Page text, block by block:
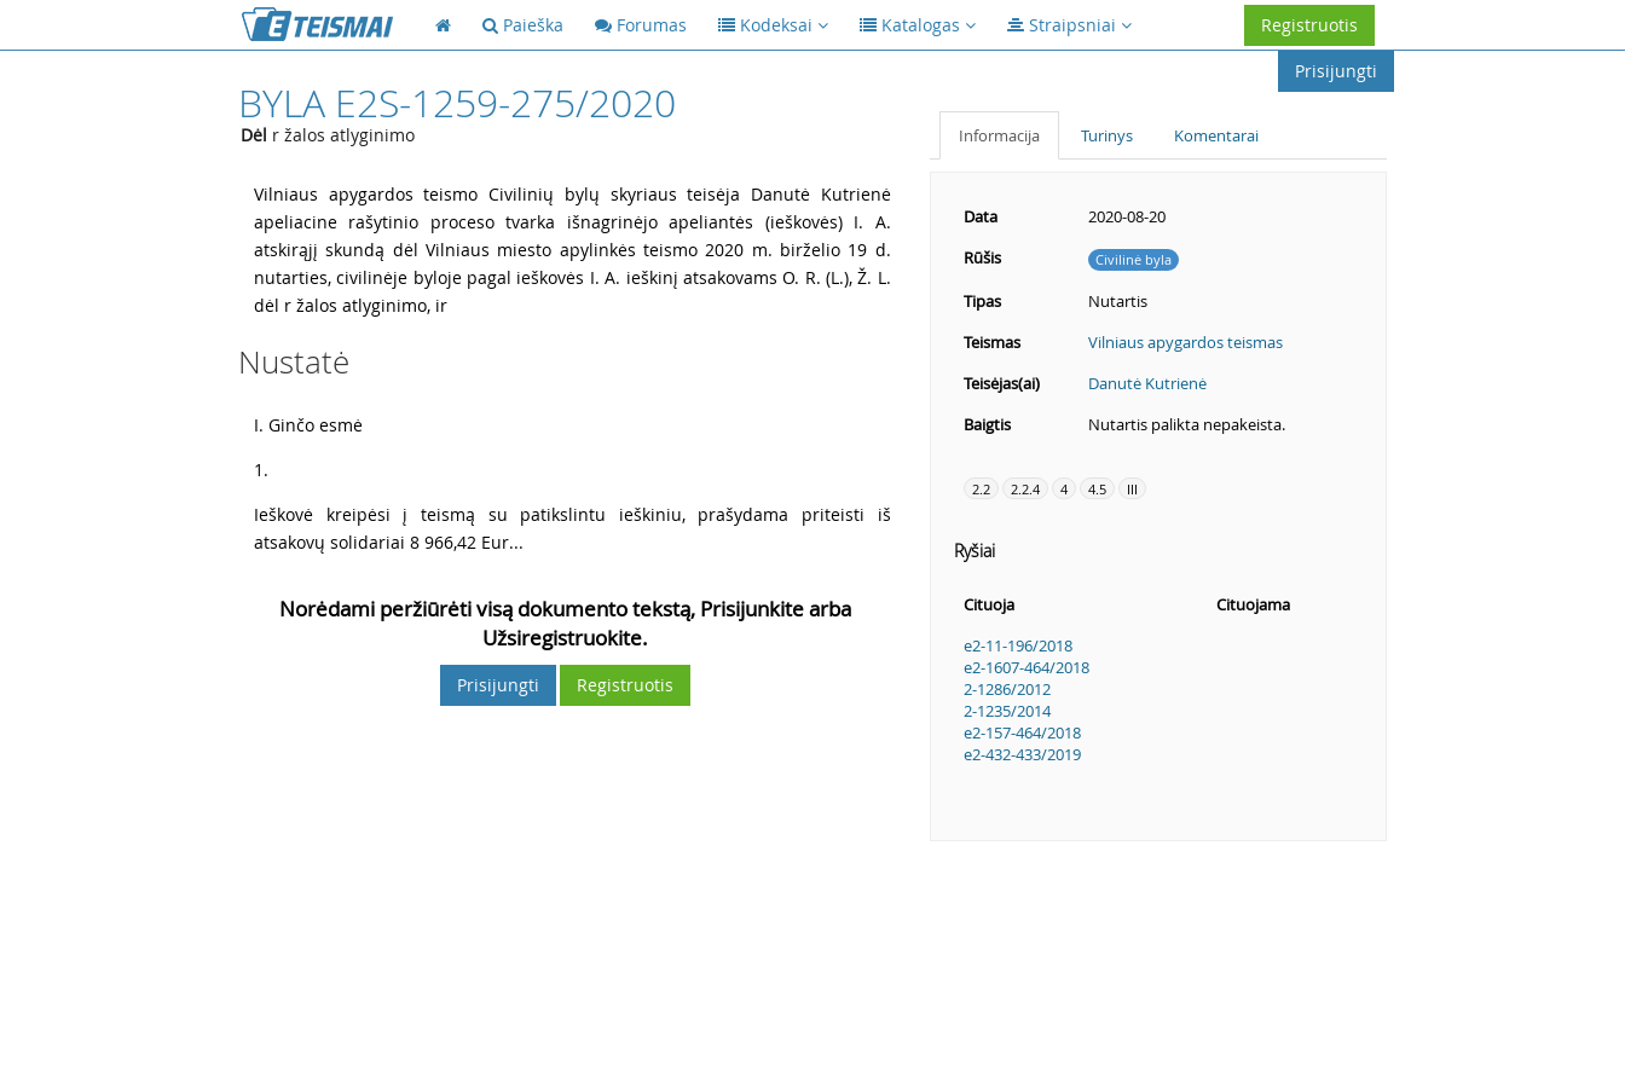
Paieška Forumas Kodeksai Katalogas Straipsniai
Registruotis
Prisijungti
BYLA E2S-1259-275/2020
Dėl r žalos atlyginimo
Vilniaus apygardos teismo Civilinių bylų skyriaus teisėja Danutė Kutrienė
apeliacine rašytinio proceso tvarka išnagrinėjo apeliantės (ieškovės) I. A.
atskirąjį skundą dėl Vilniaus miesto apylinkės teismo 2020 m. birželio 19 d.
nutarties, civilinėje byloje pagal ieškovės I. A. ieškinį atsakovams O. R. (L.), Ž. L.
dėl r žalos atlyginimo, ir
Nustatė
I. Ginčo esmė
1.
Ieškovė kreipėsi į teismą su patikslintu ieškiniu, prašydama priteisti iš
atsakovų solidariai 8 966,42 Eur...
Norėdami peržiūrėti visą dokumento tekstą, Prisijunkite arba
Užsiregistruokite.
Prisijungti Registruotis
Informacija Turinys Komentarai
Data
2020-08-20
Rūšis
Civilinė byla
Tipas
Nutartis
Teismas
Vilniaus apygardos teismas
Teisėjas(ai)
Danutė Kutrienė
Baigtis
Nutartis palikta nepakeista.
2.2 2.2.4 4 4.5 III
Ryšiai
Cituoja
Cituojama
e2-11-196/2018
e2-1607-464/2018
2-1286/2012
2-1235/2014
e2-157-464/2018
e2-432-433/2019